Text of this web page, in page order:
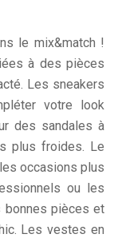
le mix&match !
à des pièces
Les sneakers
votre look
des sandales à
plus froides. Le
occasions plus
ou les
pièces et
Les vestes en